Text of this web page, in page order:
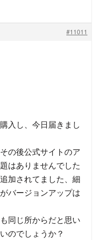
#11011
入し、今日届きまし
の後公式サイトのア
はありませんでした
加されてました、細
バージョンアップは
同じ所からだと思い
のでしょうか？